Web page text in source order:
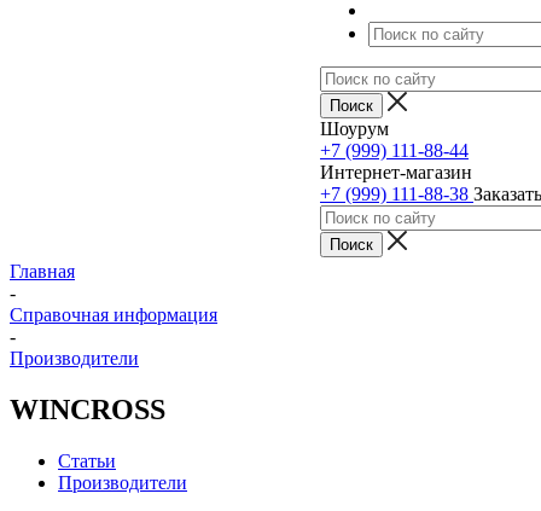
Шоурум
+7 (999) 111-88-44
Интернет-магазин
+7 (999) 111-88-38
Главная
-
Справочная информация
-
Производители
WINCROSS
Статьи
Производители